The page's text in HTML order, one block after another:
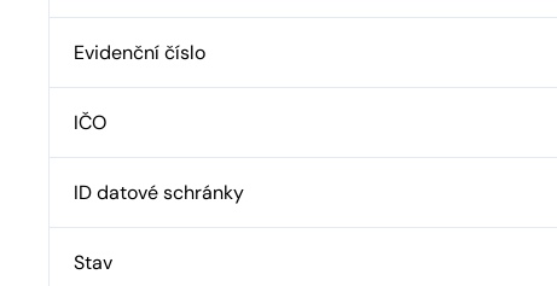
Evidenční číslo
IČO
ID datové schránky
Stav